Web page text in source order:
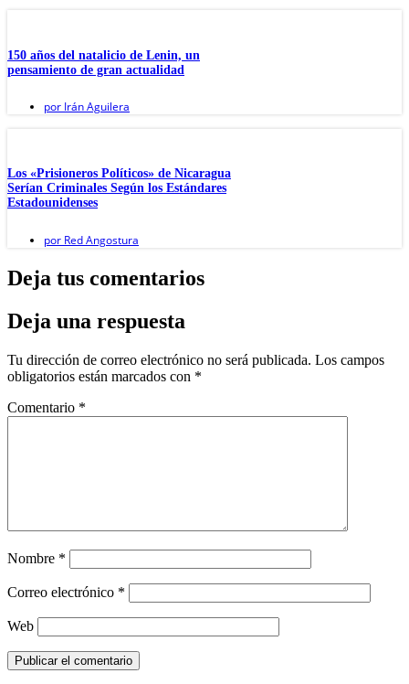
150 años del natalicio de Lenin, un
pensamiento de gran actualidad
por Irán Aguilera
Los «Prisioneros Políticos» de Nicaragua
Serían Criminales Según los Estándares
Estadounidenses
por Red Angostura
Deja tus comentarios
Deja una respuesta
Tu dirección de correo electrónico no será publicada. Los campos
obligatorios están marcados con *
Comentario *
Nombre *
Correo electrónico *
Web